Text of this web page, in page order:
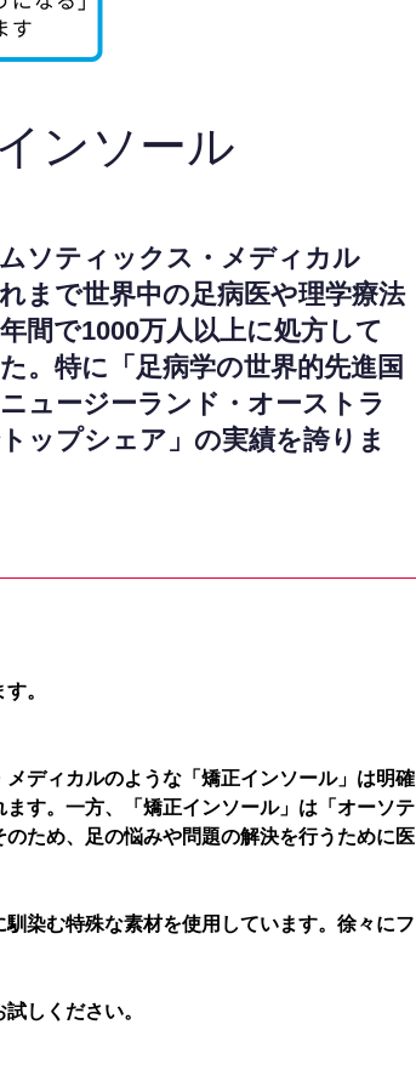
ンソール
ソティックス・メディカル
まで世界中の足病医や理学療法
間で1000万人以上に処方して
。特に「足病学の世界的先進国
ュージーランド・オーストラ
ップシェア」の実績を誇りま
。
ディカルのような「矯正インソール」は明確
す。一方、「矯正インソール」は「オーソテ
ため、足の悩みや問題の解決を行うために医
染む特殊な素材を使用しています。徐々にフ
しください。